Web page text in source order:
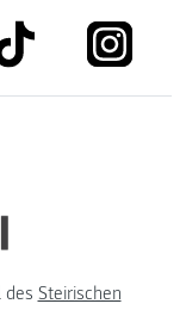
link to tiktok
des Steirischen